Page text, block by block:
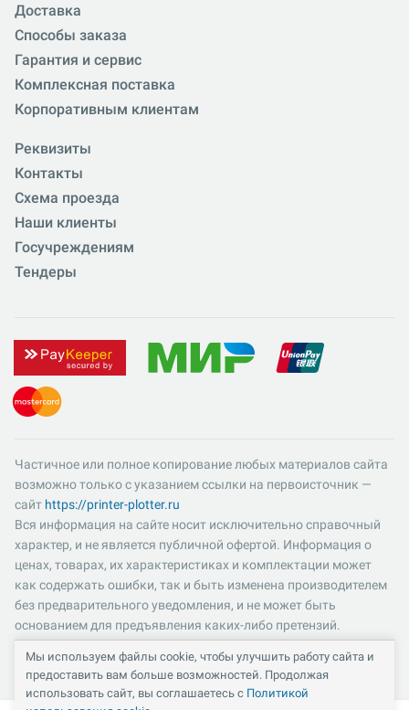
Доставка
Способы заказа
Гарантия и сервис
Комплексная поставка
Корпоративным клиентам
Реквизиты
Контакты
Схема проезда
Наши клиенты
Госучреждениям
Тендеры
Частичное или полное копирование любых материалов сайта
возможно только с указанием ссылки на первоисточник —
сайт https://printer-plotter.ru
Вся информация на сайте носит исключительно справочный
характер, и не является публичной офертой. Информация о
ценах, товарах, их характеристиках и комплектации может
как содержать ошибки, так и быть изменена производителем
без предварительного уведомления, и не может быть
основанием для предъявления каких-либо претензий.
Пожалуйста, уточняйте существенные для вас характеристики
и компоненты комплектации товаров. Все цены указаны в
российских рублях и включают в себя НДС 22%.
Мы используем файлы cookie, чтобы улучшить работу сайта и
предоставить вам больше возможностей. Продолжая
использовать сайт, вы соглашаетесь с Политикой